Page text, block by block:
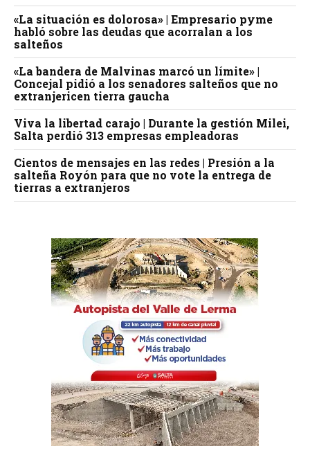
«La situación es dolorosa» | Empresario pyme
habló sobre las deudas que acorralan a los
salteños
«La bandera de Malvinas marcó un límite» |
Concejal pidió a los senadores salteños que no
extranjericen tierra gaucha
Viva la libertad carajo | Durante la gestión Milei,
Salta perdió 313 empresas empleadoras
Cientos de mensajes en las redes | Presión a la
salteña Royón para que no vote la entrega de
tierras a extranjeros